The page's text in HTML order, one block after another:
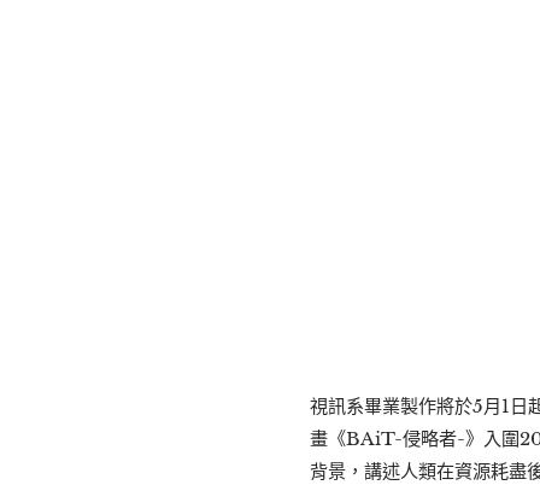
視訊系畢業製作將於5月1日
畫《BAiT-侵略者-》入圍
背景，講述人類在資源耗盡